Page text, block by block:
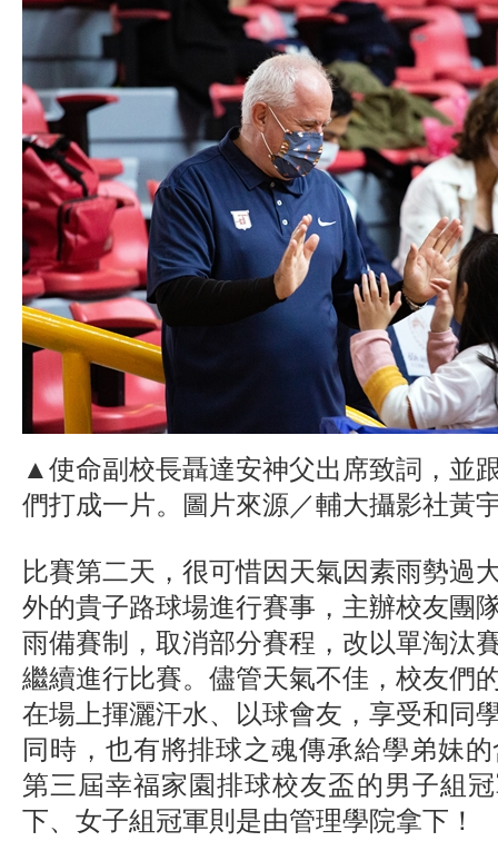
▲使命副校長聶達安神父出席致詞，並
們打成一片。圖片來源／輔大攝影社黃
比賽第二天，很可惜因天氣因素雨勢過
外的貴子路球場進行賽事，主辦校友團
雨備賽制，取消部分賽程，改以單淘汰
繼續進行比賽。儘管天氣不佳，校友們
在場上揮灑汗水、以球會友，享受和同
同時，也有將排球之魂傳承給學弟妹
第三屆幸福家園排球校友盃的男子組
下、女子組冠軍則是由管理學院拿下！